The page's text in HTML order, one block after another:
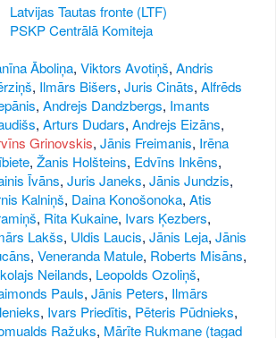
Latvijas Tautas fronte (LTF)
PSKP Centrālā Komiteja
Āboliņa,Viktors Avotiņš,Andris
, Ilmārs Bišers,Juris Cināts,Alfrēds
,Andrejs Dandzbergs, Imants
,Arturs Dudars,Andrejs Eizāns,
Grinovskis,Jānis Freimanis, Irēna
,Žanis Holšteins, Edvīns Inkēns,
Īvāns,Juris Janeks,Jānis Jundzis,
Kalniņš, Daina Konošonoka,Atis
, Rita Kukaine, Ivars Ķezbers,
Lakšs, Uldis Laucis,Jānis Leja,Jānis
,Veneranda Matule, Roberts Misāns,
Neilands, Leopolds Ozoliņš,
Pauls,Jānis Peters, Ilmārs
, Ivars Priedītis, Pēteris Pūdnieks,
Ražuks, Mārīte Rukmane (tagad